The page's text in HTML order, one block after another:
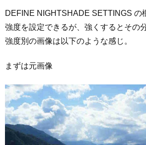
DEFINE NIGHTSHADE SETTINGS の
強度を設定できるが、強くするとその
強度別の画像は以下のような感じ。
まずは元画像